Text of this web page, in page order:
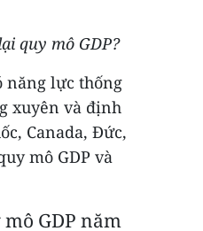
quy mô GDP?
năng lực thống
xuyên và định
Canada, Đức,
mô GDP và
GDP năm